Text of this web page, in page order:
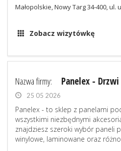
Małopolskie, Nowy Targ 34-400, ul.
Zobacz wizytówkę
Nazwa firmy: Panelex -
25 05 2026
Panelex - to sklep z panelami
wszystkimi niezbędnymi
znajdziesz szeroki wybór paneli
winylowe, laminowane oraz